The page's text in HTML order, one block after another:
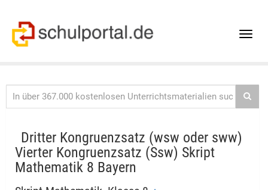
Toggle
Dritter Kongruenzsatz (wsw oder sww)
Vierter Kongruenzsatz (Ssw) Skript
Mathematik 8 Bayern